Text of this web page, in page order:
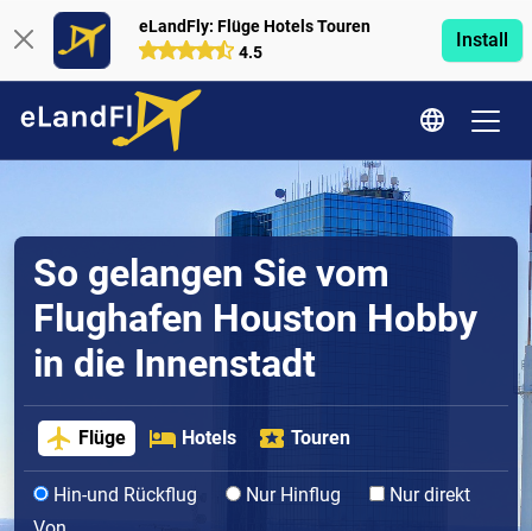
eLandFly: Flüge Hotels Touren
4.5
Install
So gelangen Sie vom
Flughafen Houston Hobby
in die Innenstadt
Flüge Hotels Touren
Hin-und Rückflug Nur Hinflug
Nur direkt